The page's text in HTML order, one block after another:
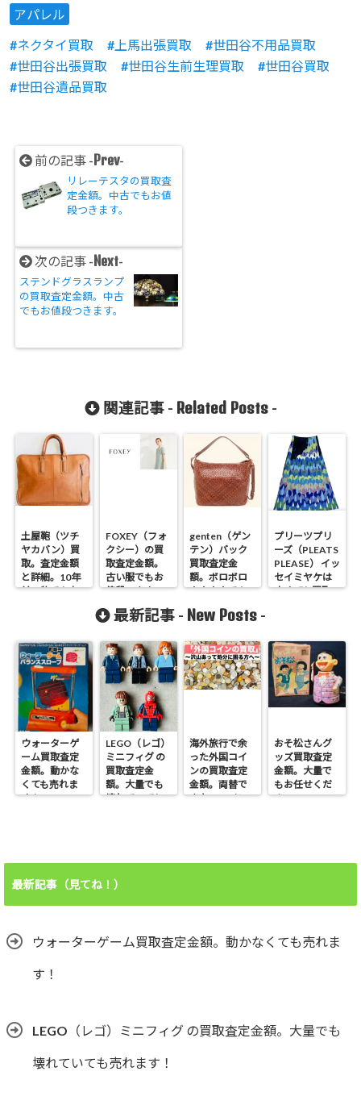
アパレル
ネクタイ買取
上馬出張買取
世田谷不用品買取
世田谷出張買取
世田谷生前生理買取
世田谷買取
世田谷遺品買取
前の記事 - Prev-
リレーテスタの買取査
定金額。中古でもお値
段つきます。
次の記事 - Next-
ステンドグラスランプ
の買取査定金額。中古
でもお値段つきます。
関連記事 - Related Posts-
土屋鞄（ツチ
ヤカバン）買
取。査定金額
と詳細。10年
前の物でもお
FOXEY（フォ
クシー）の買
取査定金額。
古い服でもお
値段つきま
genten（ゲン
テン）バック
買取査定金
額。ボロボロ
クタクタでも
プリーツプリ
ーズ（PLEATS
PLEASE） イッ
セイミヤケは
古くても買取
最新記事 - New Posts -
ウォーターゲ
ーム買取査定
金額。動かな
くても売れま
す！
LEGO（レゴ）
ミニフィグ の
買取査定金
額。大量でも
壊れていても
海外旅行で余
った外国コイ
ンの買取査定
金額。両替で
きないコイン
おそ松さんグ
ッズ買取査定
金額。大量で
もお任せくだ
さい。
最新記事（見てね！）
ウォーターゲーム買取査定金額。動かなくても売れま
す！
LEGO（レゴ）ミニフィグ の買取査定金額。大量でも
壊れていても売れます！